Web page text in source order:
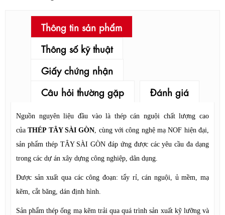
Thông tin sản phẩm
Thông số kỹ thuật
Giấy chứng nhận
Câu hỏi thường gặp
Đánh giá
Nguồn nguyên liệu đầu vào là thép cán nguội chất lượng cao
củaTHÉP TÂY SÀI GÒN , cùng với công nghệ mạ NOF hiện đại,
sản phẩm thép TÂY SÀI GÒN đáp ứng được các yêu cầu đa dạng
trong các dự án xây dựng công nghiệp, dân dụng.
Được sản xuất qua các công đoạn: tẩy rỉ, cán nguội, ủ mềm, mạ
kẽm, cắt băng, dán định hình.
Sản phẩm thép ống mạ kẽm trải qua quá trình sản xuất kỹ lưỡng và